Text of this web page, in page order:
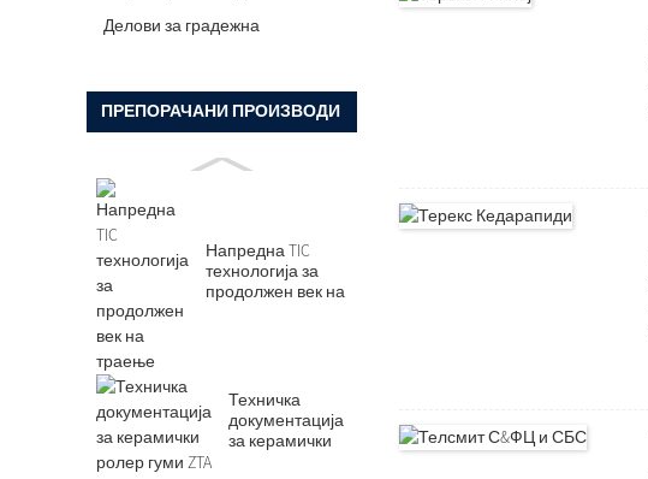
уништување
Делови за градежна
ПРЕПОРАЧАНИ ПРОИЗВОДИ
Напредна TIC
технологија за
продолжен век на
Техничка
документација
за керамички